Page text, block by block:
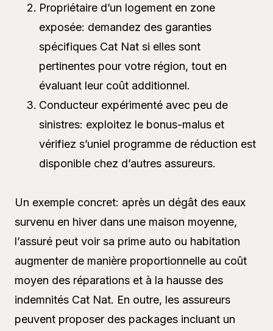
Propriétaire d’un logement en zone
exposée: demandez des garanties
spécifiques Cat Nat si elles sont
pertinentes pour votre région, tout en
évaluant leur coût additionnel.
Conducteur expérimenté avec peu de
sinistres: exploitez le bonus-malus et
vérifiez s’uniel programme de réduction est
disponible chez d’autres assureurs.
Un exemple concret: après un dégât des eaux
survenu en hiver dans une maison moyenne,
l’assuré peut voir sa prime auto ou habitation
augmenter de manière proportionnelle au coût
moyen des réparations et à la hausse des
indemnités Cat Nat. En outre, les assureurs
peuvent proposer des packages incluant un